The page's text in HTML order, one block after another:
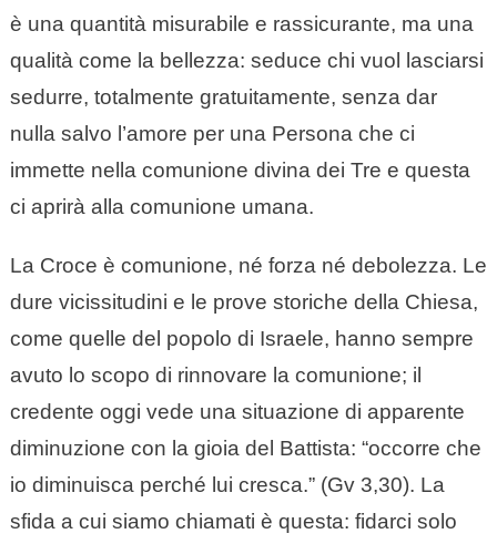
è una quantità misurabile e rassicurante, ma una
qualità come la bellezza: seduce chi vuol lasciarsi
sedurre, totalmente gratuitamente, senza dar
nulla salvo l’amore per una Persona che ci
immette nella comunione divina dei Tre e questa
ci aprirà alla comunione umana.
La Croce è comunione, né forza né debolezza. Le
dure vicissitudini e le prove storiche della Chiesa,
come quelle del popolo di Israele, hanno sempre
avuto lo scopo di rinnovare la comunione; il
credente oggi vede una situazione di apparente
diminuzione con la gioia del Battista: “occorre che
io diminuisca perché lui cresca.” (Gv 3,30). La
sfida a cui siamo chiamati è questa: fidarci solo